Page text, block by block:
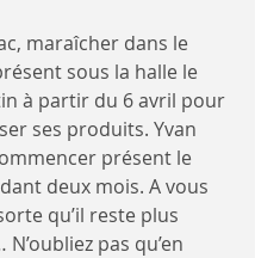
maraîcher dans le
sous la halle le
à partir du 6 avril pour
ses produits. Yvan
présent le
deux mois. A vous
qu’il reste plus
pas qu’en